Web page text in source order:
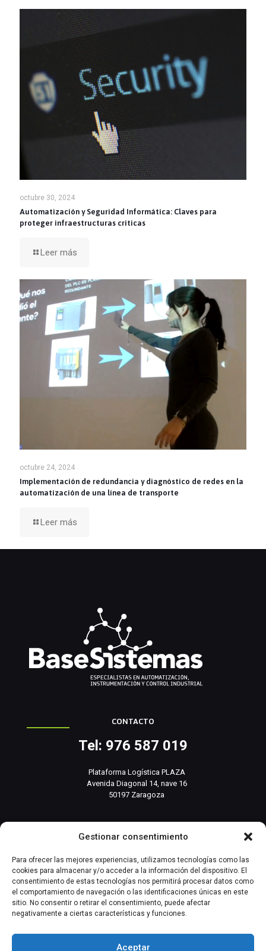
Gestionar consentimiento
Para ofrecer las mejores experiencias, utilizamos tecnologías como las
cookies para almacenar y/o acceder a la información del dispositivo. El
consentimiento de estas tecnologías nos permitirá procesar datos como
el comportamiento de navegación o las identificaciones únicas en este
sitio. No consentir o retirar el consentimiento, puede afectar
negativamente a ciertas características y funciones.
Aceptar
octubre 30, 2024
Automatización y Seguridad Informática: Claves para
proteger infraestructuras críticas
Leer más
octubre 24, 2024
Implementación de redundancia y diagnóstico de redes en la
automatización de una línea de transporte
Leer más
CONTACTO
Tel: 976 587 019
Plataforma Logística PLAZA
Avenida Diagonal 14, nave 16
50197 Zaragoza
INFORMACIÓN RELEVANTE
Producto
Automatización Industrial